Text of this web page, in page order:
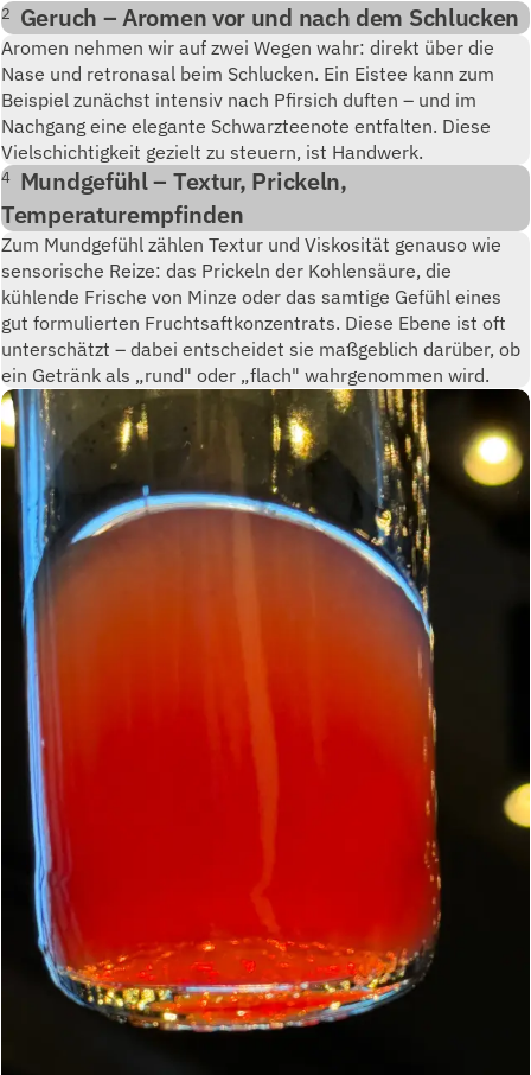
2 Geruch – Aromen vor und nach dem Schlucken
Aromen nehmen wir auf zwei Wegen wahr: direkt über die
Nase und retronasal beim Schlucken. Ein Eistee kann zum
Beispiel zunächst intensiv nach Pfirsich duften – und im
Nachgang eine elegante Schwarzteenote entfalten. Diese
Vielschichtigkeit gezielt zu steuern, ist Handwerk.
4 Mundgefühl – Textur, Prickeln,
Temperaturempfinden
Zum Mundgefühl zählen Textur und Viskosität genauso wie
sensorische Reize: das Prickeln der Kohlensäure, die
kühlende Frische von Minze oder das samtige Gefühl eines
gut formulierten Fruchtsaftkonzentrats. Diese Ebene ist oft
unterschätzt – dabei entscheidet sie maßgeblich darüber, ob
ein Getränk als „rund" oder „flach" wahrgenommen wird.